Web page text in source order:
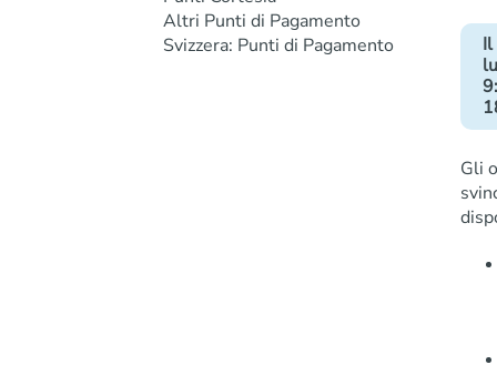
Altri Punti di Pagamento
Svizzera: Punti di Pagamento
Il
Gli